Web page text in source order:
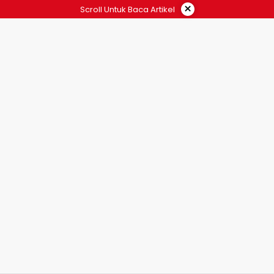
Scroll Untuk Baca Artikel ×